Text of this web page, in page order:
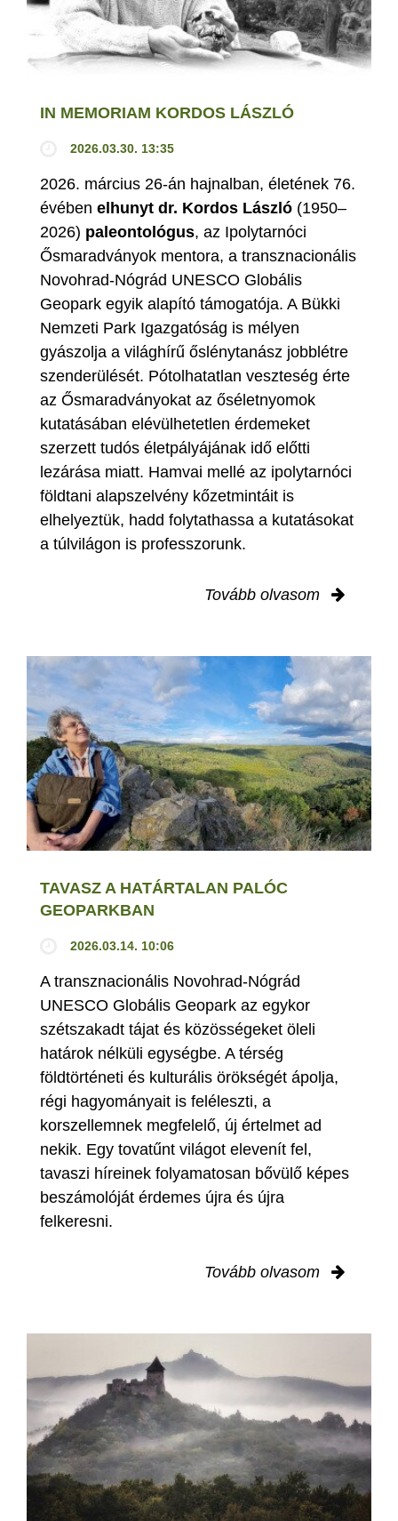
IN MEMORIAM KORDOS LÁSZLÓ
2026.03.30. 13:35
2026. március 26-án hajnalban, életének 76.
évében elhunyt dr. Kordos László (1950–
2026) paleontológus, az Ipolytarnóci
Ősmaradványok mentora, a transznacionális
Novohrad-Nógrád UNESCO Globális
Geopark egyik alapító támogatója. A Bükki
Nemzeti Park Igazgatóság is mélyen
gyászolja a világhírű őslénytanász jobblétre
szenderülését. Pótolhatatlan veszteség érte
az Ősmaradványokat az őséletnyomok
kutatásában elévülhetetlen érdemeket
szerzett tudós életpályájának idő előtti
lezárása miatt. Hamvai mellé az ipolytarnóci
földtani alapszelvény kőzetmintáit is
elhelyeztük, hadd folytathassa a kutatásokat
a túlvilágon is professzorunk.
Tovább olvasom
TAVASZ A HATÁRTALAN PALÓC
GEOPARKBAN
2026.03.14. 10:06
A transznacionális Novohrad-Nógrád
UNESCO Globális Geopark az egykor
szétszakadt tájat és közösségeket öleli
határok nélküli egységbe. A térség
földtörténeti és kulturális örökségét ápolja,
régi hagyományait is feléleszti, a
korszellemnek megfelelő, új értelmet ad
nekik. Egy tovatűnt világot elevenít fel,
tavaszi híreinek folyamatosan bővülő képes
beszámolóját érdemes újra és újra
felkeresni.
Tovább olvasom